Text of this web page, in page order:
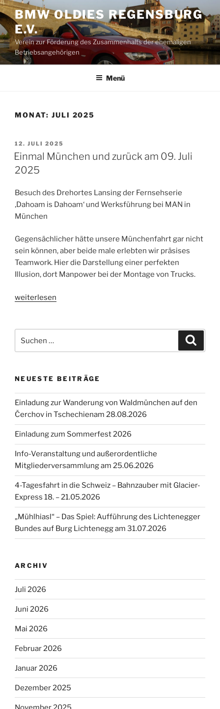
Zum
Inhalt
springen
BMW OLDIES REGENSBURG
E.V.
Verein zur Förderung des Zusammenhalts der ehemaligen
Betriebsangehörigen
Menü
MONAT: JULI 2025
VERÖFFENTLICHT
AM
12. JULI 2025
Einmal München und zurück am 09. Juli
2025
Besuch des Drehortes Lansing der Fernsehserie
‚Dahoam is Dahoam‘ und Werksführung bei MAN in
München
Gegensächlicher hätte unsere Münchenfahrt gar nicht
sein können, aber beide male erlebten wir präsises
Teamwork. Hier die Darstellung einer perfekten
Illusion, dort Manpower bei der Montage von Trucks.
„Einmal
zurück
am
2025“
weiterlesen
nach:
NEUESTE BEITRÄGE
Einladung zur Wanderung von Waldmünchen auf den
Čerchov in Tschechienam 28.08.2026
Einladung zum Sommerfest 2026
Info-Veranstaltung und außerordentliche
Mitgliederversammlung am 25.06.2026
4-Tagesfahrt in die Schweiz – Bahnzauber mit Glacier-
Express 18. – 21.05.2026
„Mühlhiasl“ – Das Spiel: Aufführung des Lichtenegger
Bundes auf Burg Lichtenegg am 31.07.2026
ARCHIV
Juli 2026
Juni 2026
Mai 2026
Februar 2026
Januar 2026
Dezember 2025